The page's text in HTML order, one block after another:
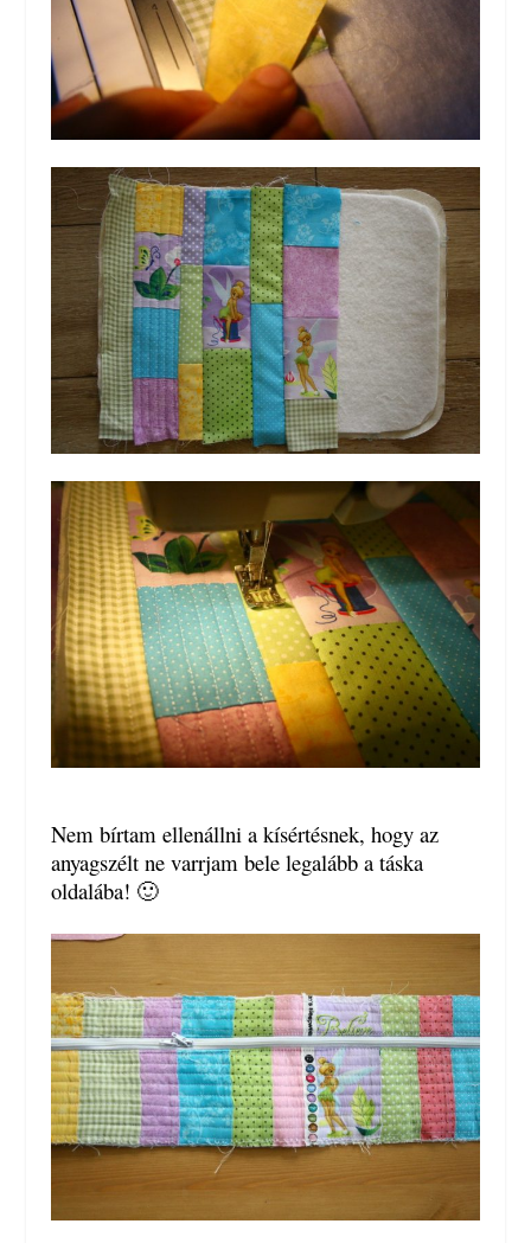
Nem bírtam ellenállni a kísértésnek, hogy az
anyagszélt ne varrjam bele legalább a táska
oldalába! 🙂